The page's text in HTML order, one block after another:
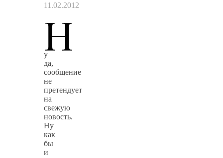
11.02.2012
Н
у
да,
сообщение
не
претендует
на
свежую
новость.
Ну
как
бы
и